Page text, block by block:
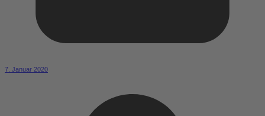
7. Januar 2020